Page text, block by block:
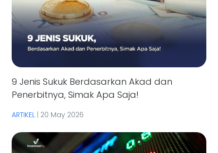
9 Jenis Sukuk Berdasarkan Akad dan
Penerbitnya, Simak Apa Saja!
ARTIKEL 20 May 2026